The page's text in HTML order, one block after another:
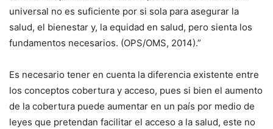
universal no es suficiente por si sola para asegurar la
salud, el bienestar y, la equidad en salud, pero sienta los
fundamentos necesarios. (OPS/OMS, 2014).”
Es necesario tener en cuenta la diferencia existente entre
los conceptos cobertura y acceso, pues si bien el aumento
de la cobertura puede aumentar en un país por medio de
leyes que pretendan facilitar el acceso a la salud, este no